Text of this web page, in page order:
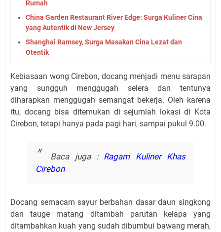
Rumah
China Garden Restaurant River Edge: Surga Kuliner Cina
yang Autentik di New Jersey
Shanghai Ramsey, Surga Masakan Cina Lezat dan
Otentik
Kebiasaan wong Cirebon, docang menjadi menu sarapan
yang sungguh menggugah selera dan tentunya
diharapkan menggugah semangat bekerja. Oleh karena
itu, docang bisa ditemukan di sejumlah lokasi di Kota
Cirebon, tetapi hanya pada pagi hari, sampai pukul 9.00.
Baca juga : Ragam Kuliner Khas
Cirebon
Docang semacam sayur berbahan dasar daun singkong
dan tauge matang ditambah parutan kelapa yang
ditambahkan kuah yang sudah dibumbui bawang merah,